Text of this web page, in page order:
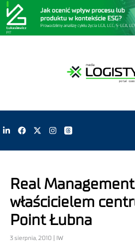
Real Management
właścicielem
Point Łubna
3 sierpnia, 2010 | IW